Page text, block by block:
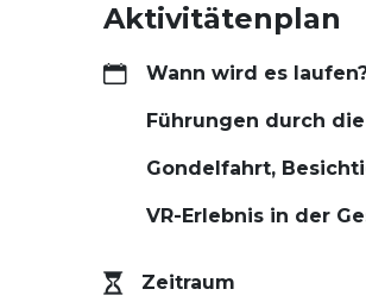
Aktivitätenplan
Wann wird es
Führungen durch
Gondelfahrt,
VR-Erlebnis in der
Zeitraum